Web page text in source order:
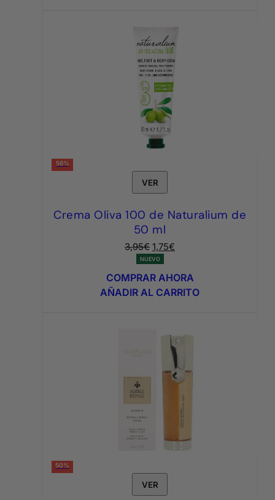
56%
VER
Crema Oliva 100 de Naturalium de
50 ml
3,95€ El
precio
original
era:
1,75€
actual
es:
NUEVO
COMPRAR AHORA
AÑADIR AL CARRITO
50%
VER